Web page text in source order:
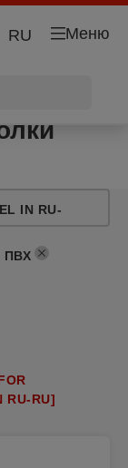
Меню
RU
IN RU-
ПВХ
RU-RU]